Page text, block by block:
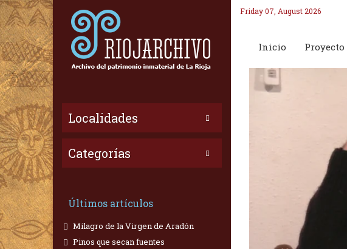
Localidades
Categorías
Últimos artículos
Milagro de la Virgen de Aradón
Pinos que secan fuentes
Friday 07, August 2026
Inicio Proyecto